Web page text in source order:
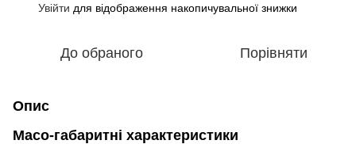
Увійти для відображення накопичувальної знижки
До обраного Порівняти
Опис
Масо-габаритні характеристики